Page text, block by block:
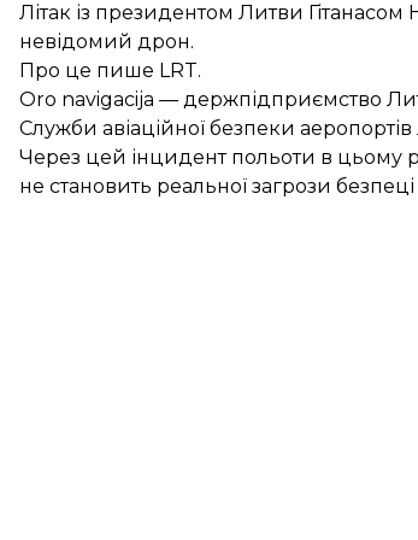
Літак із президентом Литви
невідомий дрон.
Про це пише LRT.
Oro navigacija — держпідприємство
Служби авіаційної безпеки
Через цей інцидент польоти в цьому
не становить реальної загрози